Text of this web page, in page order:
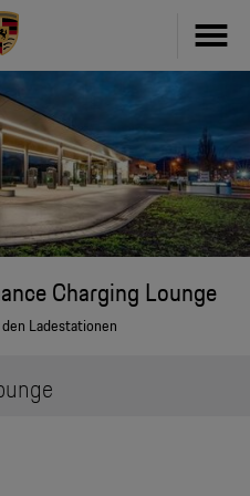
Charging Lounge
Ladestationen